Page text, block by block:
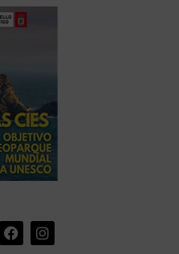
F
a
I
n